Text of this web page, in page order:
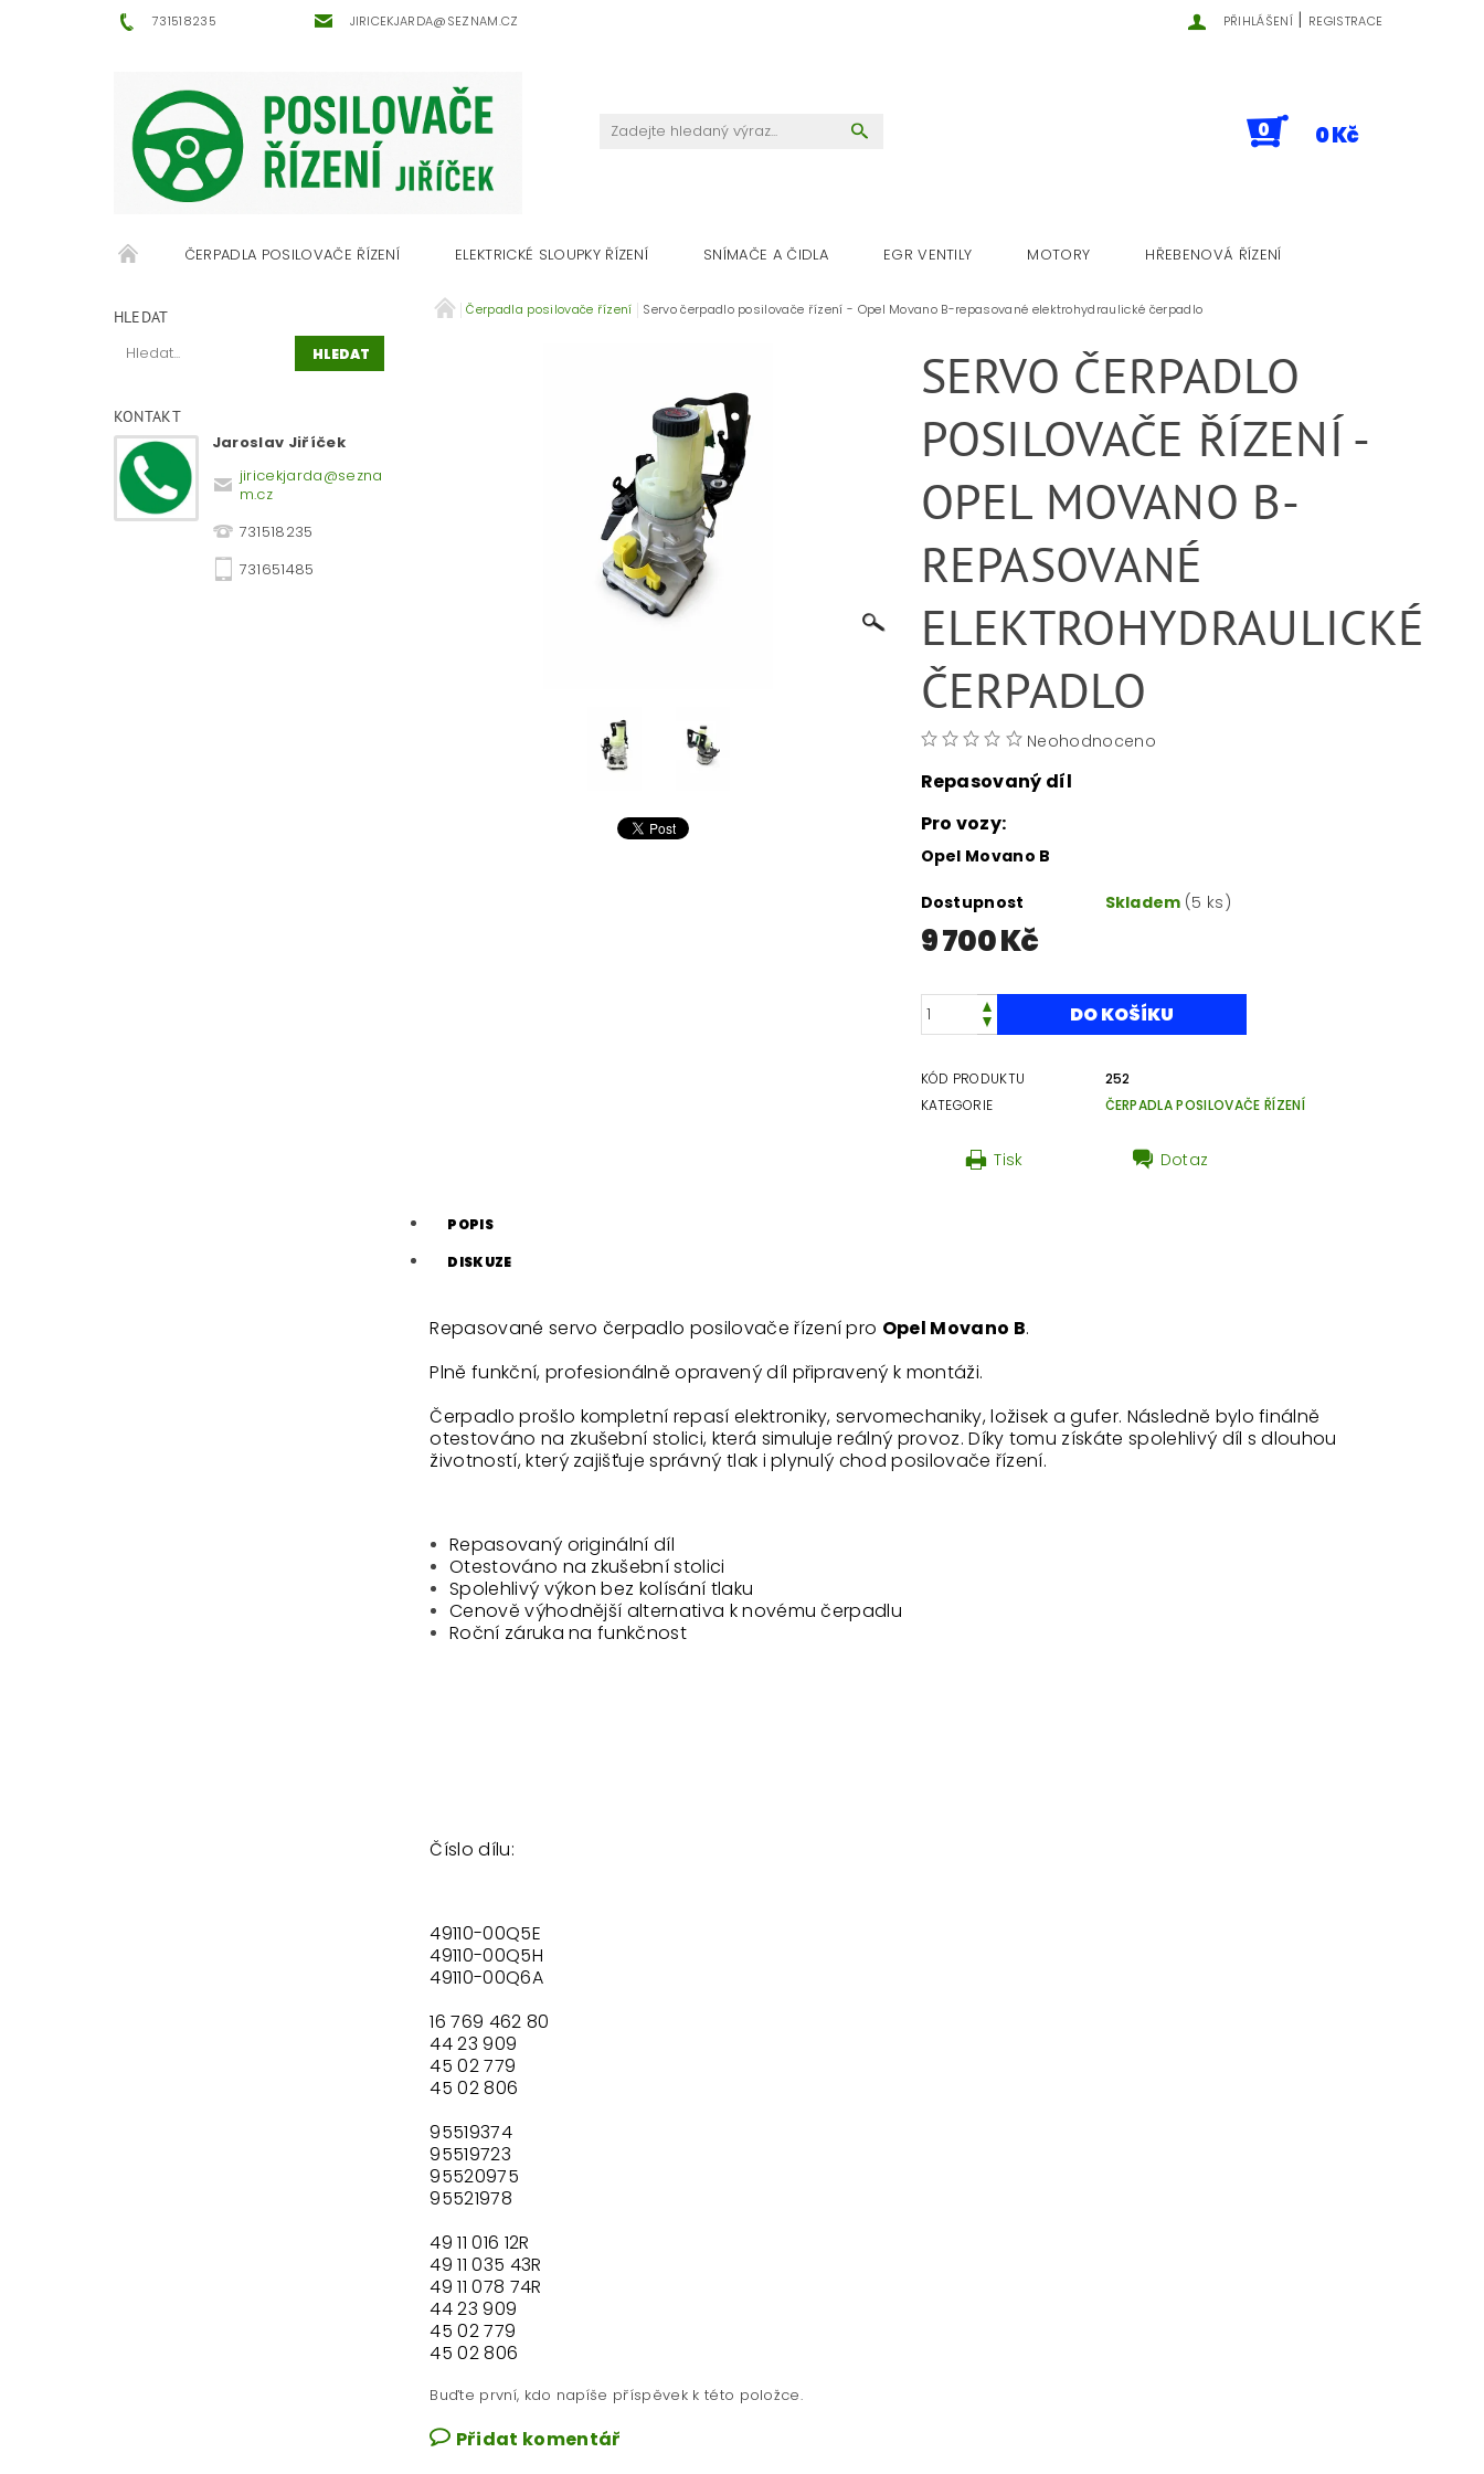
731518235 JIRICEKJARDA@SEZNAM.CZ PŘIHLÁŠENÍ | REGISTRACE
0 0 Kč
ČERPADLA POSILOVAČE ŘÍZENÍ ELEKTRICKÉ SLOUPKY ŘÍZENÍ SNÍMAČE A ČIDLA EGR VENTILY MOTORY HŘEBENOVÁ ŘÍZENÍ
OBCHODNÍ PODMÍNKY
HLEDAT
KONTAKT
Jaroslav Jiříček
jiricekjarda@sezna
m.cz
731518235
731651485
Čerpadla posilovače řízení Servo čerpadlo posilovače řízení - Opel Movano B-repasované elektrohydraulické čerpadlo
SERVO ČERPADLO
POSILOVAČE ŘÍZENÍ -
OPEL MOVANO B-
REPASOVANÉ
ELEKTROHYDRAULICKÉ
ČERPADLO
Neohodnoceno
Repasovaný díl
Pro vozy:
Opel Movano B
Dostupnost Skladem (5 ks)
9 700 Kč
KÓD PRODUKTU
252
KATEGORIE
ČERPADLA POSILOVAČE ŘÍZENÍ
Tisk Dotaz
POPIS
DISKUZE
Repasované servo čerpadlo posilovače řízení pro Opel Movano B.
Plně funkční, profesionálně opravený díl připravený k montáži.
Čerpadlo prošlo kompletní repasí elektroniky, servomechaniky, ložisek a gufer. Následně bylo finálně
otestováno na zkušební stolici, která simuluje reálný provoz. Díky tomu získáte spolehlivý díl s dlouhou
životností, který zajišťuje správný tlak i plynulý chod posilovače řízení.
Repasovaný originální díl
Otestováno na zkušební stolici
Spolehlivý výkon bez kolísání tlaku
Cenově výhodnější alternativa k novému čerpadlu
Roční záruka na funkčnost
Číslo dílu:
49110-00Q5E
49110-00Q5H
49110-00Q6A
16 769 462 80
44 23 909
45 02 779
45 02 806
95519374
95519723
95520975
95521978
49 11 016 12R
49 11 035 43R
49 11 078 74R
44 23 909
45 02 779
45 02 806
Buďte první, kdo napíše příspěvek k této položce.
Přidat komentář